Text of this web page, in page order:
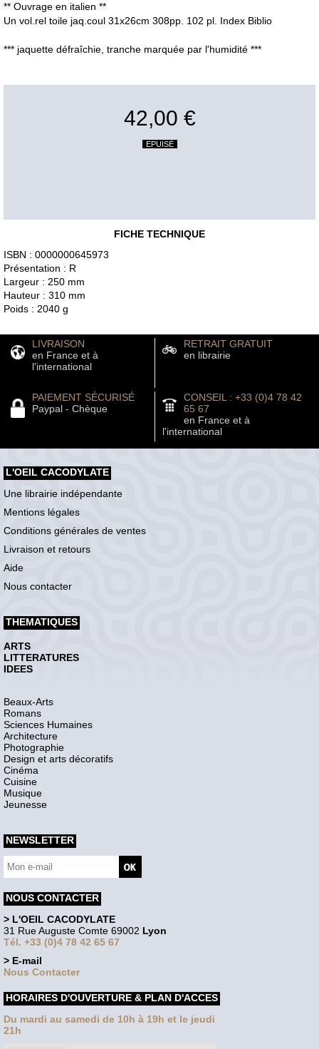
** Ouvrage en italien **
Un vol.rel toile jaq.coul 31x26cm 308pp. 102 pl. Index Biblio
*** jaquette défraîchie, tranche marquée par l'humidité ***
42,00 €
EPUISÉ
FICHE TECHNIQUE
ISBN : 0000000645973
Présentation : R
Largeur : 250 mm
Hauteur : 310 mm
Poids : 2040 g
LIVRAISON
en France et à
l'international
RETRAIT GRATUIT
en librairie
PAIEMENT SÉCURISÉ
Paypal - Chèque
CONSEIL : +33 (0)4 78 42
65 67
en France et à
l'international
L'OEIL CACODYLATE
Une librairie indépendante
Mentions légales
Conditions générales de ventes
Livraison et retours
Aide
Nous contacter
THEMATIQUES
ARTS
LITTERATURES
IDEES
Beaux-Arts
Romans
Sciences Humaines
Architecture
Photographie
Design et arts décoratifs
Cinéma
Cuisine
Musique
Jeunesse
NEWSLETTER
NOUS CONTACTER
> L'OEIL CACODYLATE
31 Rue Auguste Comte 69002 Lyon
Tél. +33 (0)4 78 42 65 67
> E-mail
Nous Contacter
HORAIRES D'OUVERTURE & PLAN D'ACCES
Du mardi au samedi de 10h à 19h et le jeudi
21h